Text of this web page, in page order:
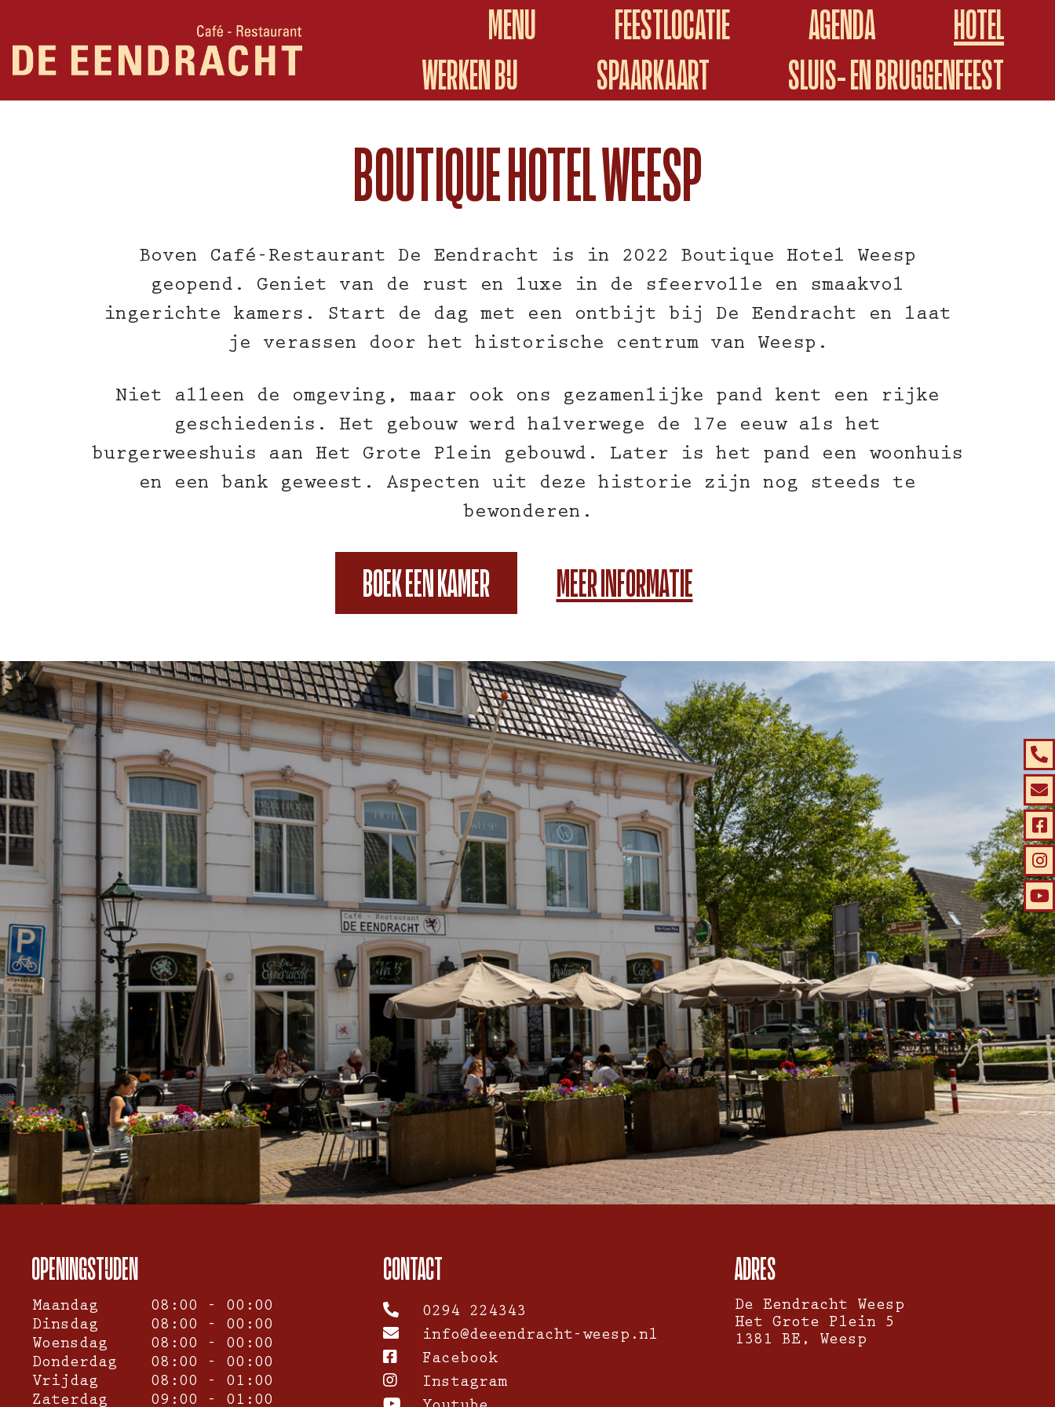
MENU FEESTLOCATIE AGENDA
HOTEL
WERKEN BIJ
SPAARKAART SLUIS- EN BRUGGENFEEST
BOUTIQUE HOTEL WEESP
Boven Café-Restaurant De Eendracht is in 2022 Boutique Hotel Weesp
geopend. Geniet van de rust en luxe in de sfeervolle en smaakvol
ingerichte kamers. Start de dag met een ontbijt bij De Eendracht en laat
je verassen door het historische centrum van Weesp.
Niet alleen de omgeving, maar ook ons gezamenlijke pand kent een rijke
geschiedenis. Het gebouw werd halverwege de 17e eeuw als het
burgerweeshuis aan Het Grote Plein gebouwd. Later is het pand een woonhuis
en een bank geweest. Aspecten uit deze historie zijn nog steeds te
bewonderen.
BOEK EEN KAMER MEER INFORMATIE
OPENINGSTIJDEN
Maandag
08:00 - 00:00
Dinsdag
08:00 - 00:00
Woensdag
08:00 - 00:00
Donderdag
08:00 - 00:00
Vrijdag
08:00 - 01:00
Zaterdag
09:00 - 01:00
CONTACT
0294 224343
info@deeendracht-weesp.nl
Facebook
Instagram
ADRES
De Eendracht Weesp
Het Grote Plein 5
1381 BE, Weesp